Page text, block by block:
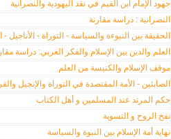
جهود الإمام ابن القيم في نقد اليهودية والنصرانية
النصرانية : دراسة مقارنة
الحقيقة بين النبوءة والسياسة - التوراة -
العلم والدين بين الإسلام والفكر الغربي: دراسة
موقف الإسلام والكنيسة من العلم
الصابئين - الأمة المقتصدة في التوراة والإنجيل
حكم المرتد عند المسلمين و أهل الكتاب
نفخ الروح و التسوية
نهاية أمة الإسلام بين النبوة والسياسة